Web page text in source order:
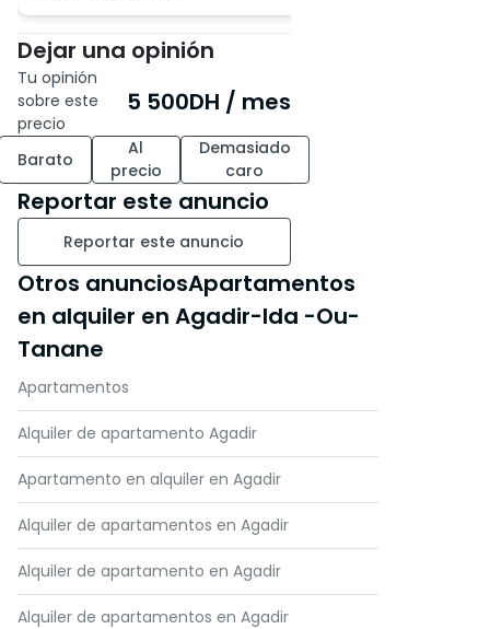
Dejar una opinión
Tu opinión
sobre este
precio
5 500DH / mes
Barato
Al
precio
Demasiado
caro
Reportar este anuncio
Reportar este anuncio
Otros anunciosApartamentos
en alquiler en Agadir-Ida -Ou-
Tanane
Apartamentos
Alquiler de apartamento Agadir
Apartamento en alquiler en Agadir
Alquiler de apartamentos en Agadir
Alquiler de apartamento en Agadir
Alquiler de apartamentos en Agadir